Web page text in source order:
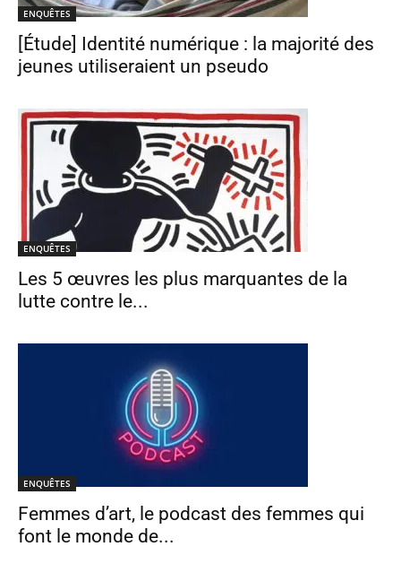
ENQUÊTES
[Étude] Identité numérique : la majorité des
jeunes utiliseraient un pseudo
ENQUÊTES
Les 5 œuvres les plus marquantes de la
lutte contre le...
ENQUÊTES
Femmes d’art, le podcast des femmes qui
font le monde de...